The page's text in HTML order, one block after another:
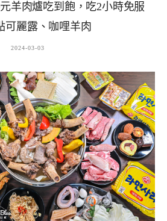
羊肉爐吃到飽，吃2小時免服
可麗露、咖哩羊肉
2024-03-03